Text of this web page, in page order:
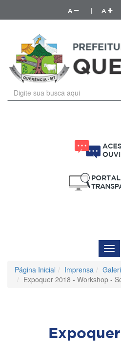
A A
Menu
de
Página Inicial Imprensa
Expoquer 2018 - Workshop -